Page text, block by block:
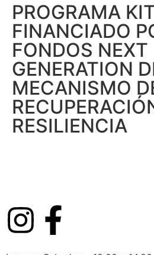
PROGRAMA
FINANCIADO
FONDOS NEXT
GENERATION
MECANISMO
RESILIENCIA